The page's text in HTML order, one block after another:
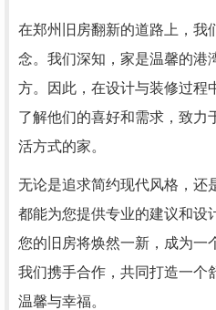
在郑州旧房翻新的道路上，我
念。我们深知，家是温馨的港
方。因此，在设计与装修过程
了解他们的喜好和需求，致力
活方式的家。
无论是追求简约现代风格，还
都能为您提供专业的建议和设
您的旧房将焕然一新，成为一
我们携手合作，共同打造一个
温馨与幸福。